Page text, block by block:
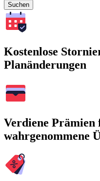
Suchen
Kostenlose
Planänderungen
Verdiene Prämien
wahrgenommene